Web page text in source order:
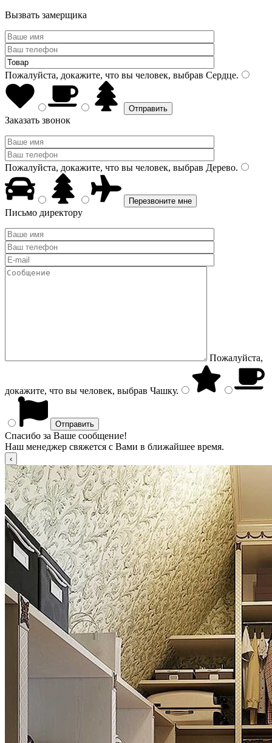
Вызвать замерщика
Пожалуйста, докажите, что вы человек, выбрав Сердце.
Заказать звонок
Пожалуйста, докажите, что вы человек, выбрав Дерево.
Письмо директору
Пожалуйста,
докажите, что вы человек, выбрав Чашку.
Спасибо за Ваше сообщение!
Наш менеджер свяжется с Вами в ближайшее время.